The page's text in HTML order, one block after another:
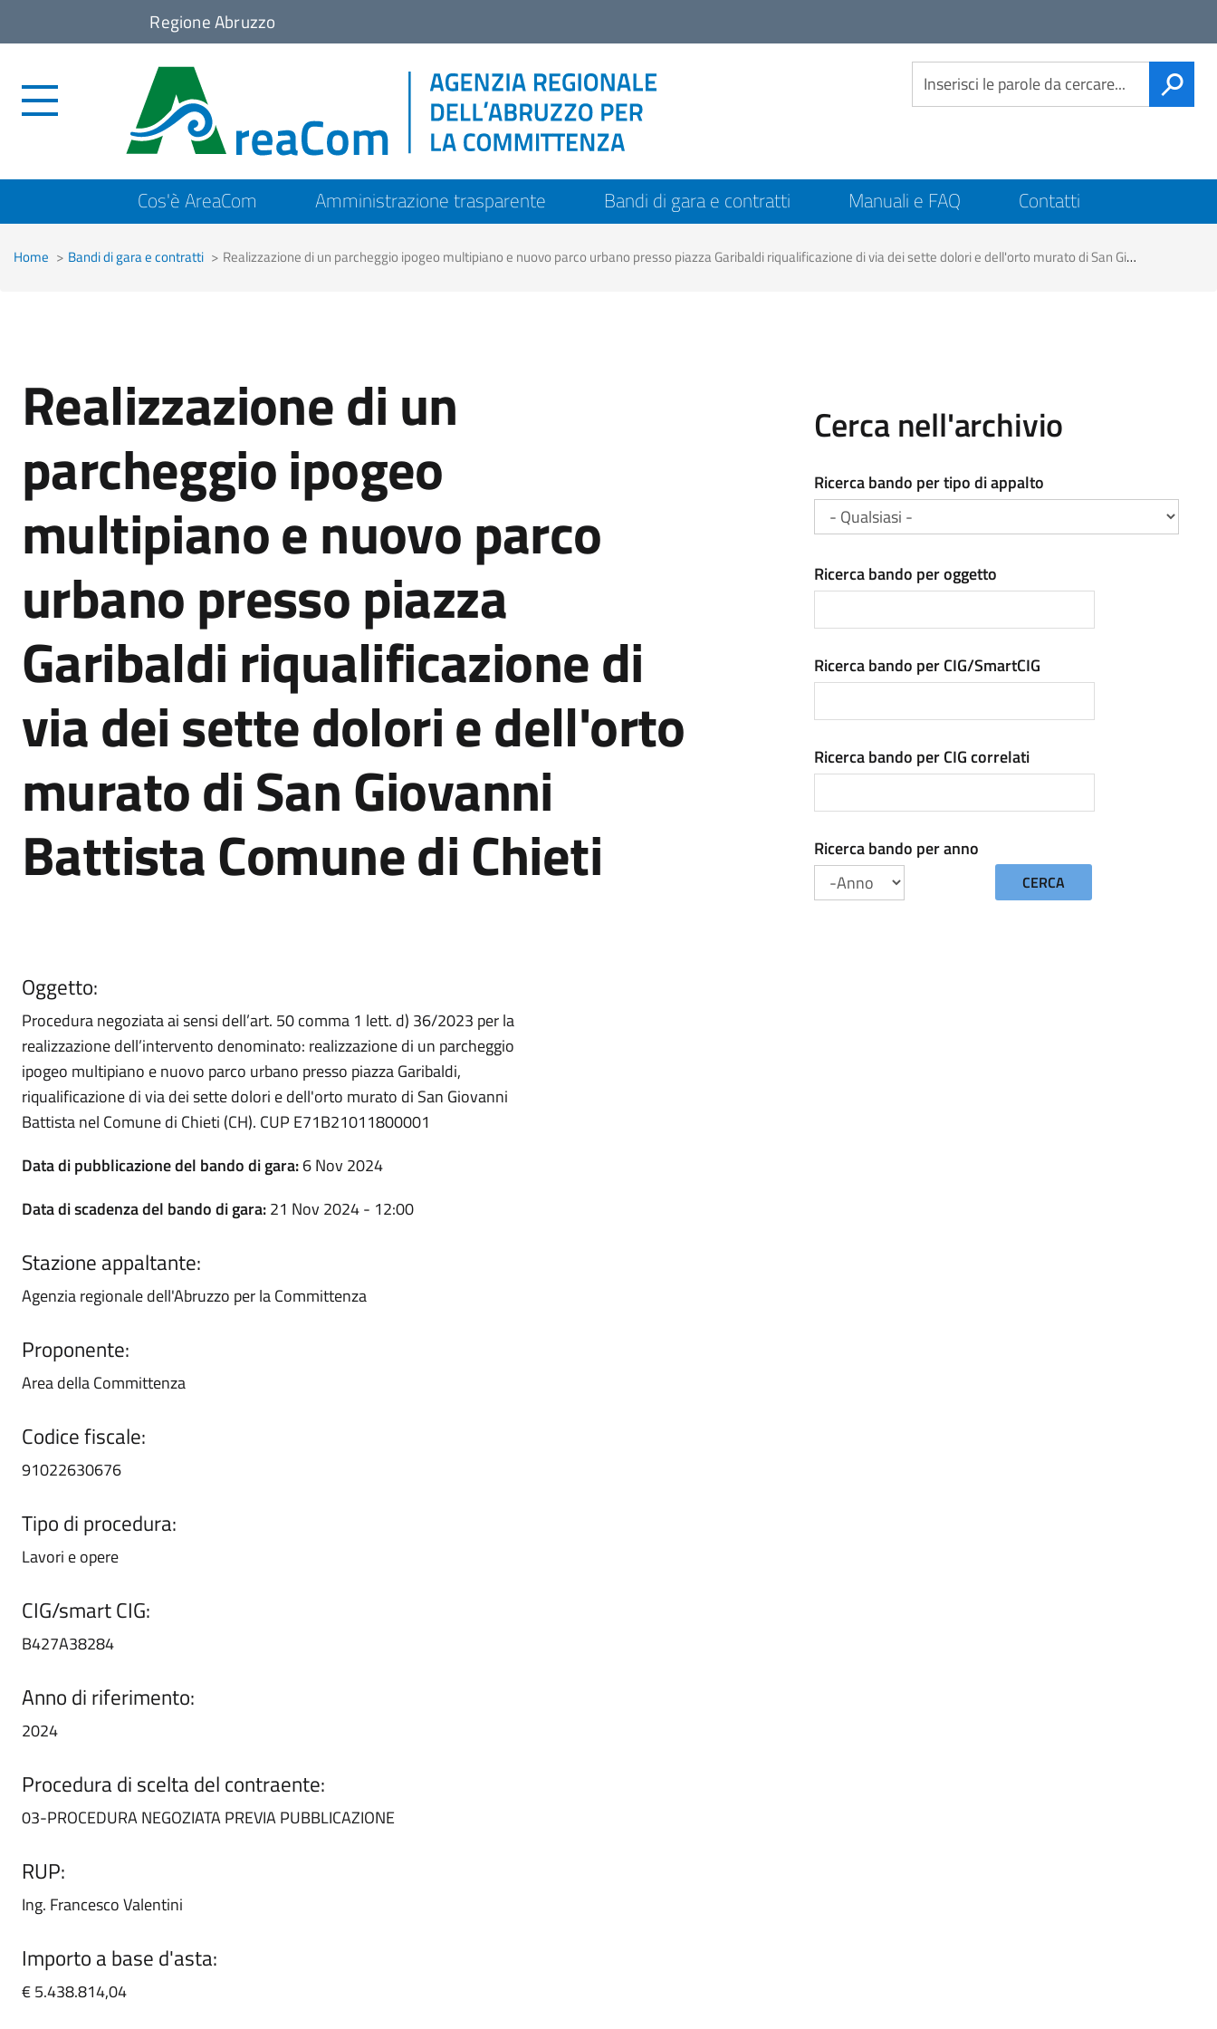
Regione Abruzzo
Link
social
menu
Cos'è AreaCom Amministrazione trasparente Bandi di gara e contratti Manuali e FAQ Contatti
Home Bandi di gara e contratti Realizzazione di un parcheggio ipogeo multipiano e nuovo parco urbano presso piazza Garibaldi riqualificazione di via dei sette dolori e dell'orto murato di San Giovanni Battista Comune di Chieti
Realizzazione di un
parcheggio ipogeo
multipiano e nuovo parco
urbano presso piazza
Garibaldi riqualificazione di
via dei sette dolori e dell'orto
murato di San Giovanni
Battista Comune di Chieti
Oggetto:
Procedura negoziata ai sensi dell’art. 50 comma 1 lett. d) 36/2023 per la
realizzazione dell’intervento denominato: realizzazione di un parcheggio
ipogeo multipiano e nuovo parco urbano presso piazza Garibaldi,
riqualificazione di via dei sette dolori e dell'orto murato di San Giovanni
Battista nel Comune di Chieti (CH). CUP E71B21011800001
Data di pubblicazione del bando di gara:6 Nov 2024
Data di scadenza del bando di gara:21 Nov 2024 - 12:00
Stazione appaltante:
Agenzia regionale dell'Abruzzo per la Committenza
Proponente:
Area della Committenza
Codice fiscale:
91022630676
Tipo di procedura:
Lavori e opere
CIG/smart CIG:
B427A38284
Anno di riferimento:
2024
Procedura di scelta del contraente:
03-PROCEDURA NEGOZIATA PREVIA PUBBLICAZIONE
RUP:
Ing. Francesco Valentini
Importo a base d'asta:
€ 5.438.814,04
Cerca nell'archivio
Ricerca bando per tipo di appalto
Ricerca bando per oggetto
Ricerca bando per CIG/SmartCIG
Ricerca bando per CIG correlati
Ricerca bando per anno
CERCA